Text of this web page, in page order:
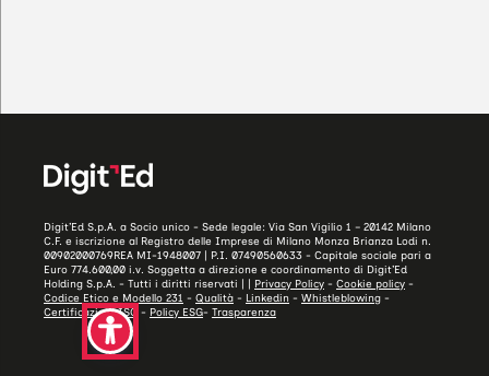
Digit’Ed S.p.A. a Socio unico - Sede legale: Via San Vigilio 1 – 20142 Milano
C.F. e iscrizione al Registro delle Imprese di Milano Monza Brianza Lodi n.
00902000769REA MI-1948007 | P.I. 07490560633 - Capitale sociale pari a
Euro 774.600,00 i.v. Soggetta a direzione e coordinamento di Digit’Ed
Holding S.p.A. - Tutti i diritti riservati | | Privacy Policy - Cookie policy -
Codice Etico e Modello 231 - Qualità - Linkedin - Whistleblowing -
Certificazioni ISO - Policy ESG- Trasparenza